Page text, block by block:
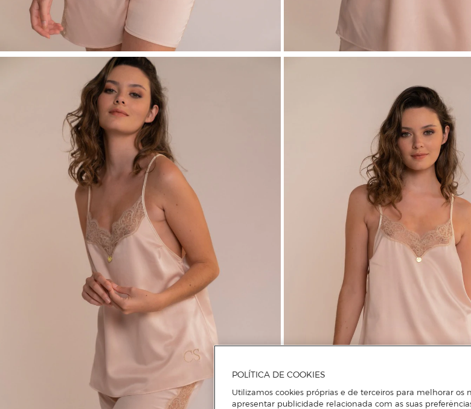
POLÍTICA DE COOKIES
Utilizamos cookies próprias e de terceiros para melhorar os
apresentar publicidade relacionada com as suas